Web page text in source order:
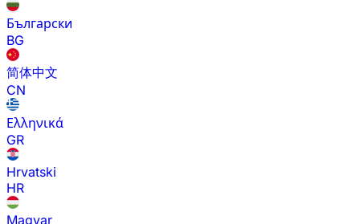
Български
BG
简体中文
CN
Ελληνικά
GR
Hrvatski
HR
Magyar